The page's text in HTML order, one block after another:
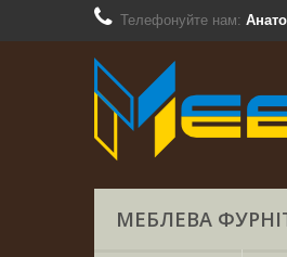
Телефонуйте нам:
МЕБЛЕВА